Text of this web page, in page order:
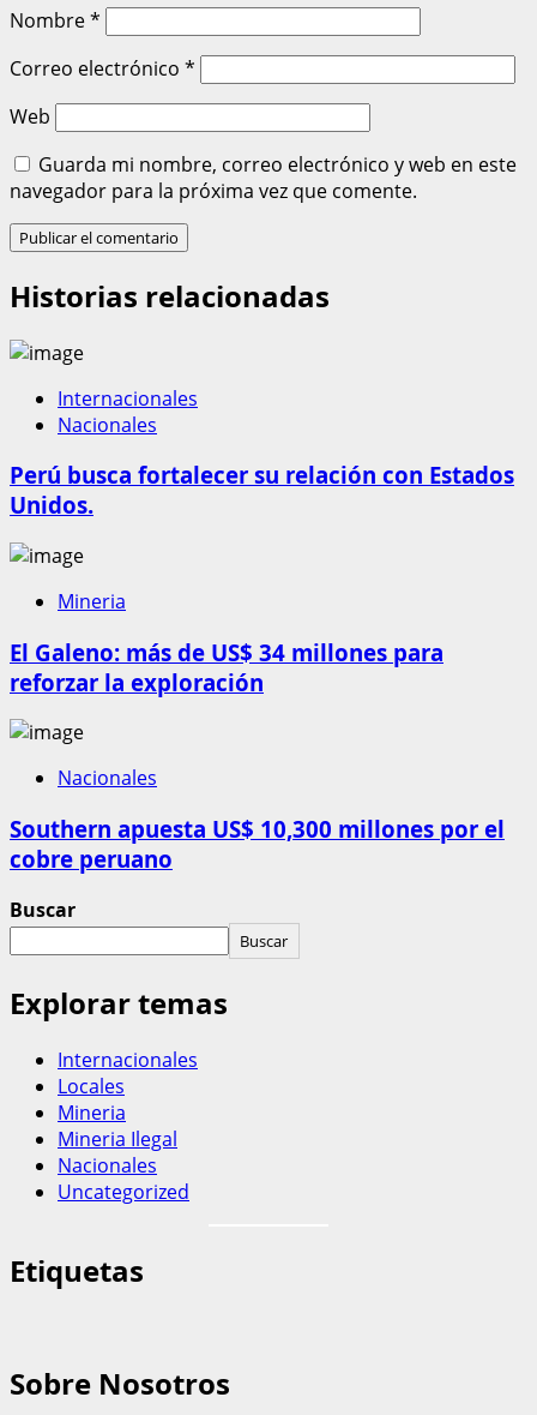
Nombre*
Correo electrónico *
Web
Guarda mi nombre, correo electrónico y web en este
navegador para la próxima vez que comente.
Historias relacionadas
Internacionales
Nacionales
Perú busca fortalecer su relación con Estados
Unidos.
Mineria
El Galeno: más de US$ 34 millones para
reforzar la exploración
Nacionales
Southern apuesta US$ 10,300 millones por el
cobre peruano
Buscar
Buscar
Explorar temas
Internacionales
Locales
Mineria
Mineria Ilegal
Nacionales
Uncategorized
Etiquetas
Sobre Nosotros